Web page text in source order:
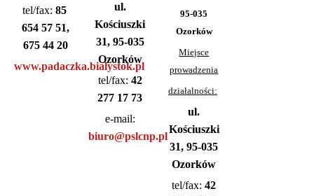
tel/fax: 85
654 57 51,
675 44 20
www.padaczka.bialystok.pl
ul.
Kościuszki
31, 95-035
Ozorków
tel/fax: 42
277 17 73
e-mail:
biuro@pslcnp.pl
95-035
Ozorków
Miejsce
prowadzenia
działalności:
ul.
Kościuszki
31, 95-035
Ozorków
tel/fax: 42